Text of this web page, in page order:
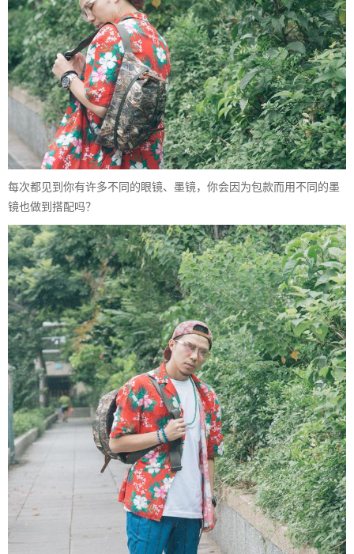
每次都见到你有许多不同的眼镜、墨镜，你会因为包款而用不同的墨
镜也做到搭配吗？